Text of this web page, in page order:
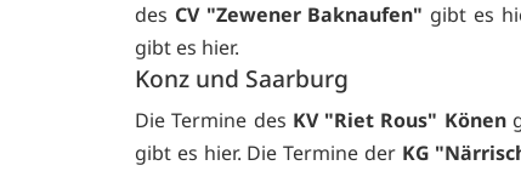
des CV "Zewener Baknaufen" gibt es
gibt es hier.
Konz und Saarburg
Die Termine des KV "Riet Rous" Könen
gibt es hier. Die Termine der KG